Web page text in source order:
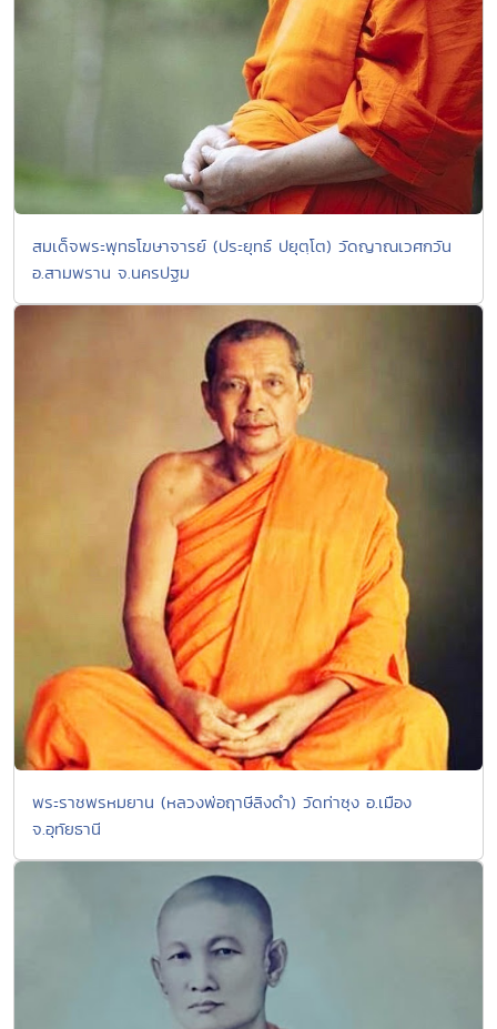
สมเด็จพระพุทธโฆษาจารย์ (ประยุทธ์ ปยุตฺโต) วัดญาณเวศกวัน
อ.สามพราน จ.นครปฐม
พระราชพรหมยาน (หลวงพ่อฤาษีลิงดำ) วัดท่าซุง อ.เมือง
จ.อุทัยธานี